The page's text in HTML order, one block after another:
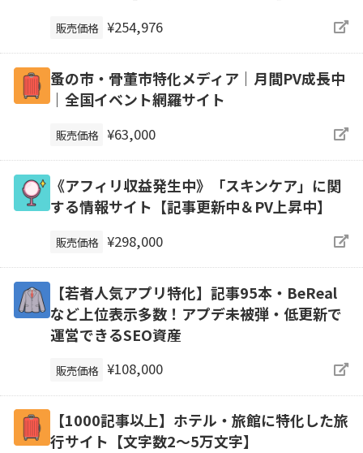
販売価格 ¥254,976
蚤の市・骨董市特化メディア｜月間PV成長中
｜全国イベント網羅サイト
販売価格 ¥63,000
《アフィリ収益発生中》「スキンケア」に関
する情報サイト【記事更新中＆PV上昇中】
販売価格 ¥298,000
【若者人気アプリ特化】記事95本・BeReal
など上位表示多数！アプデ未被弾・低更新で
運営できるSEO資産
販売価格 ¥108,000
【1000記事以上】ホテル・旅館に特化した旅
行サイト【文字数2〜5万文字】